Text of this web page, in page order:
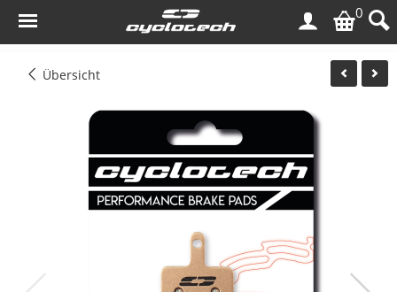
0
Übersicht